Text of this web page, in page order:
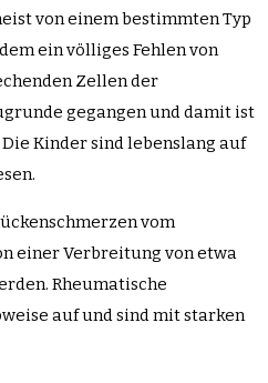
von einem bestimmten Typ
ein völliges Fehlen von
Zellen der
gegangen und damit ist
Kinder sind lebenslang auf
vom
einer Verbreitung von etwa
Rheumatische
auf und sind mit starken